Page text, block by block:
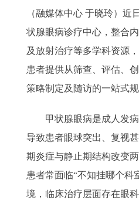
（融媒体中心 于晓玲）近
状腺眼病诊疗中心，整合
及放射治疗等多学科资源
患者提供从筛查、评估、
策略制定及随访的一站式规
甲状腺眼病是成人发病
导致患者眼球突出、复视
期炎症与静止期结构改变
患者常面临“不知挂哪个科
境，临床治疗层面存在眼